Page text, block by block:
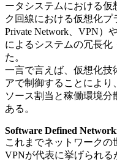
ータシステムにおける仮
ク回線における仮想化プ
Private Network、VPN）
によるシステムの冗長化
た。
一言で言えば、仮想化技
アで制御することにより
ソース割当と稼働環境
ある。
Software Defined
これまでネットワークの
VPNが代表に挙げられる